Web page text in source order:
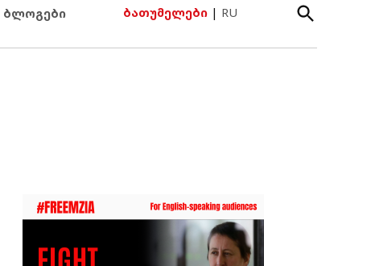
ბლოგები ბათუმელები | RU
Open
Search